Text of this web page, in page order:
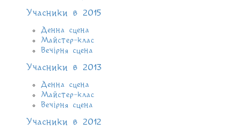
Учасники в 2015
Денна сцена
Майстер-клас
Вечірня сцена
Учасники в 2013
Денна сцена
Майстер-клас
Вечірня сцена
Учасники в 2012